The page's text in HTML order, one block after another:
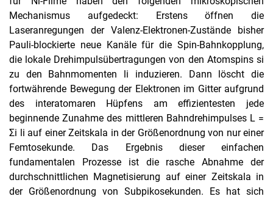
Mechanismus aufgedeckt: Erstens öffnen die
Laseranregungen der Valenz-Elektronen-Zustände bisher
Pauli-blockierte neue Kanäle für die Spin-Bahnkopplung,
die lokale Drehimpulsübertragungen von den Atomspins si
zu den Bahnmomenten li induzieren. Dann löscht die
fortwährende Bewegung der Elektronen im Gitter aufgrund
des interatomaren Hüpfens am effizientesten jede
beginnende Zunahme des mittleren Bahndrehimpulses L =
Σi li auf einer Zeitskala in der Größenordnung von nur einer
Femtosekunde. Das Ergebnis dieser einfachen
fundamentalen Prozesse ist die rasche Abnahme der
durchschnittlichen Magnetisierung auf einer Zeitskala in
der Größenordnung von Subpikosekunden. Es hat sich